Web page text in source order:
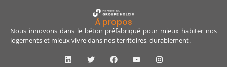
À propos
Nous innovons dans le béton préfabriqué pour mieux habiter nos
logements et mieux vivre dans nos territoires, durablement.